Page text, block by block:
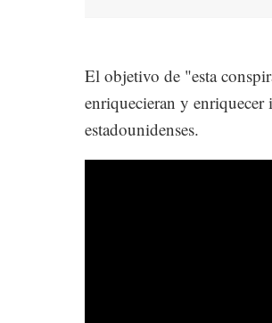
El objetivo de "esta
enriquecieran y
estadounidenses.